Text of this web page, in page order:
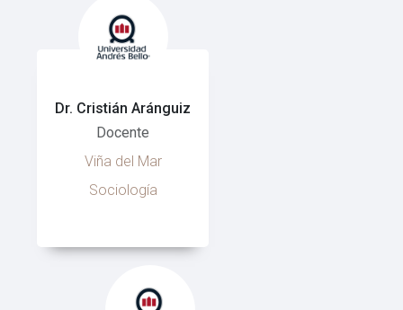
Dr. Cristián Aránguiz
Docente
Viña del Mar
Sociología